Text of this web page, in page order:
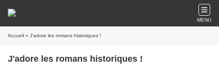
MENU
Accueil » J'adore les romans historiques !
J'adore les romans historiques !